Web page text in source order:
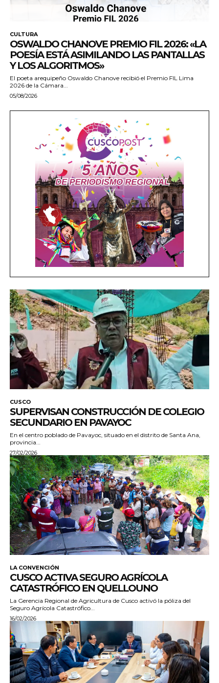
CULTURA
OSWALDO CHANOVE PREMIO FIL 2026: «LA
POESÍA ESTÁ ASIMILANDO LAS PANTALLAS
Y LOS ALGORITMOS»
El poeta arequipeño Oswaldo Chanove recibió el Premio FIL Lima
2026 de la Cámara...
05/08/2026
CUSCO
SUPERVISAN CONSTRUCCIÓN DE COLEGIO
SECUNDARIO EN PAVAYOC
En el centro poblado de Pavayoc, situado en el distrito de Santa Ana,
provincia...
27/02/2026
LA CONVENCIÓN
CUSCO ACTIVA SEGURO AGRÍCOLA
CATASTRÓFICO EN QUELLOUNO
La Gerencia Regional de Agricultura de Cusco activó la póliza del
Seguro Agrícola Catastrófico...
16/02/2026